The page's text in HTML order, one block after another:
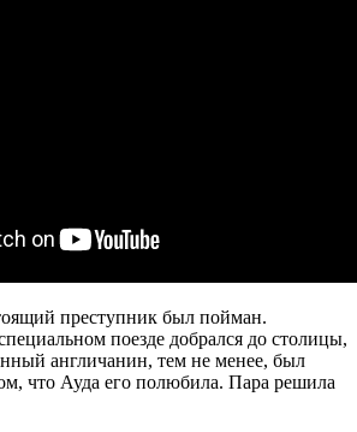
преступник был пойман.
поезде добрался до столицы,
англичанин, тем не менее, был
что Ауда его полюбила. Пара решила